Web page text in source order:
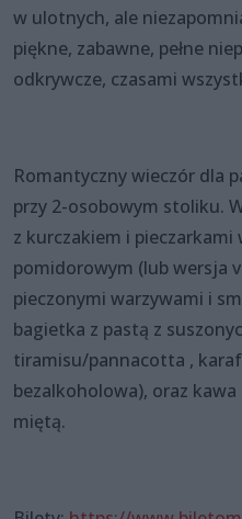
w ulotnych, ale
piękne, zabawne, pełne
odkrywcze, czasami
Romantyczny wieczór dla
przy 2-osobowym stoliku.
z kurczakiem i
pomidorowym (lub wersja
pieczonymi warzywami i
bagietka z pastą z
tiramisu/pannacotta ,
bezalkoholowa), oraz
miętą.